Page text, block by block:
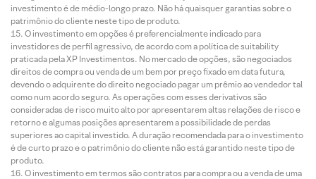
investimento é de médio-longo prazo. Não há quaisquer garantias sobre o
patrimônio do cliente neste tipo de produto.
O investimento em opções é preferencialmente indicado para
investidores de perfil agressivo, de acordo com a política de suitability
praticada pela XP Investimentos. No mercado de opções, são negociados
direitos de compra ou venda de um bem por preço fixado em data futura,
devendo o adquirente do direito negociado pagar um prêmio ao vendedor tal
como num acordo seguro. As operações com esses derivativos são
consideradas de risco muito alto por apresentarem altas relações de risco e
retorno e algumas posições apresentarem a possibilidade de perdas
superiores ao capital investido. A duração recomendada para o investimento
é de curto prazo e o patrimônio do cliente não está garantido neste tipo de
produto.
O investimento em termos são contratos para compra ou a venda de uma